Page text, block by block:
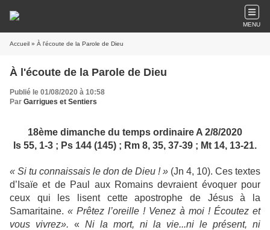
MENU
Accueil » À l'écoute de la Parole de Dieu
À l'écoute de la Parole de Dieu
Publié le 01/08/2020 à 10:58
Par Garrigues et Sentiers
18ème dimanche du temps ordinaire A 2/8/2020
Is 55, 1-3 ; Ps 144 (145) ; Rm 8, 35, 37-39 ; Mt 14, 13-21.
« Si tu connaissais le don de Dieu ! » (Jn 4, 10). Ces textes
d’Isaïe et de Paul aux Romains devraient évoquer pour
ceux qui les lisent cette apostrophe de Jésus à la
Samaritaine. « Prêtez l’oreille ! Venez à moi ! Écoutez et
vous vivrez». « Ni la mort, ni la vie...ni le présent, ni